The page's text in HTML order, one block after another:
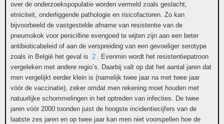
over de onderzoekspopulatie worden vermeld zoals geslacht,
etniciteit, onderliggende pathologie en risicofactoren. Zo kan
bijvoorbeeld de vastgestelde afname van resistentie van de
pneumokok voor penicilline evengoed te wijten zijn aan een beter
antibioticabeleid of aan de verspreiding van een gevoeliger serotype
zoals in België het geval is 2 . Evenmin wordt het resistentiepatroon
vergeleken met andere regio’s. Daarbij valt op dat het aantal jaren dat
men vergelijkt eerder klein is (namelijk twee jaar na met twee jaar
vóór de vaccinatie), zeker omdat men rekening moet houden met
natuurlijke schommelingen in het optreden van infecties. De twee
jaren vóór 2000 toonden juist de hoogste incidentiecijfers van de
laatste zes jaren en op twee jaar kan men niet voorspellen hoe de